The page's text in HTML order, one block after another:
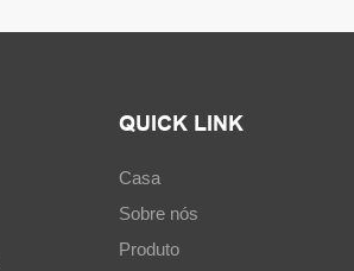
QUICK LINK
Casa
Sobre nós
Produto